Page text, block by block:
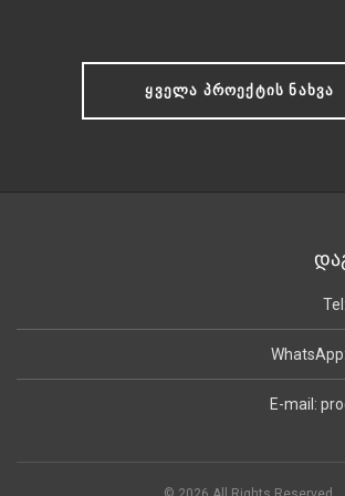
ᲧᲕᲔᲚᲐ ᲞᲠᲝᲔᲥᲢᲘᲡ ᲜᲐᲮᲕᲐ
E-mail: